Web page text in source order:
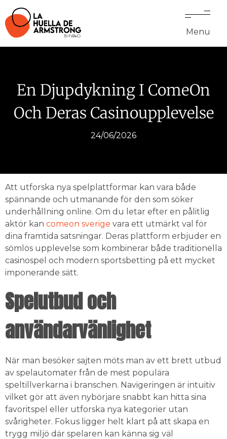
Menu
En Djupdykning I ComeOn
Och Deras Casinoupplevelse
24/06/2026
Att utforska nya spelplattformar kan vara både
spännande och utmanande för den som söker
underhållning online. Om du letar efter en pålitlig
aktör kan comeon sverige vara ett utmärkt val för
dina framtida satsningar. Deras plattform erbjuder en
sömlös upplevelse som kombinerar både traditionella
casinospel och modern sportsbetting på ett mycket
imponerande sätt.
Spelutbud och
användarvänlighet
När man besöker sajten möts man av ett brett utbud
av spelautomater från de mest populära
speltillverkarna i branschen. Navigeringen är intuitiv
vilket gör att även nybörjare snabbt kan hitta sina
favoritspel eller utforska nya kategorier utan
svårigheter. Fokus ligger helt klart på att skapa en
trygg miljö där spelaren kan känna sig väl